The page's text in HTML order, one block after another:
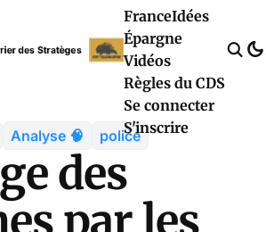
FranceIdées
Épargne
Vidéos
Règles du CDS
Se connecter
S'inscrire
Analyse 🧠 police
des
par les